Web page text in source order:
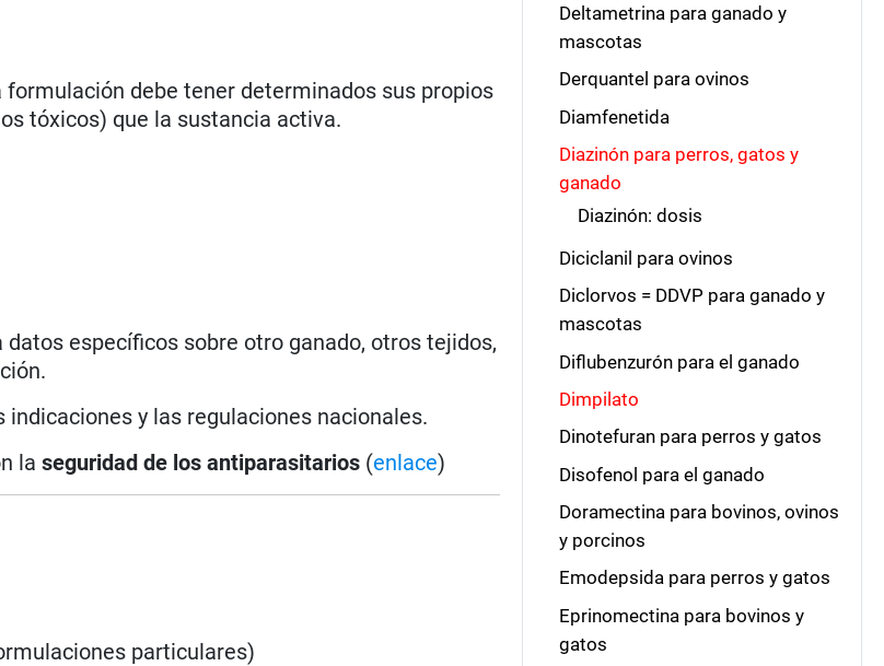
debe tener determinados sus propios
tóxicos) que la sustancia activa.
específicos sobre otro ganado, otros tejidos,
y las regulaciones nacionales.
laseguridad de los antiparasitarios (enlace)
particulares)
Deltametrina para ganado y
mascotas
Derquantel para ovinos
Diamfenetida
Diazinón para perros, gatos y
ganado
Diazinón: dosis
Diciclanil para ovinos
Diclorvos = DDVP para ganado y
mascotas
Diflubenzurón para el ganado
Dimpilato
Dinotefuran para perros y gatos
Disofenol para el ganado
Doramectina para bovinos, ovinos
y porcinos
Emodepsida para perros y gatos
Eprinomectina para bovinos y
gatos